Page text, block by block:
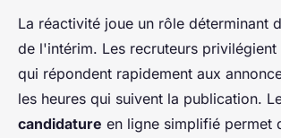
La réactivité joue un rôle déterminant
de l'intérim. Les recruteurs privilégient
qui répondent rapidement aux
les heures qui suivent la publication.
candidature en ligne simplifié permet